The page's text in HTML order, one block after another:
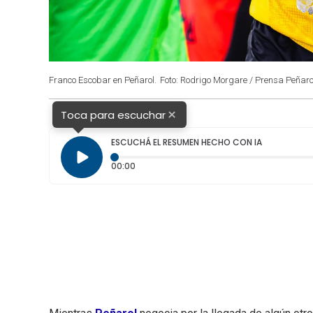
Franco Escobar en Peñarol. Foto: Rodrigo Morgare / Prensa
Toca para escuchar×
ESCUCHÁ EL RESUMEN HECHO CON IA
00:00